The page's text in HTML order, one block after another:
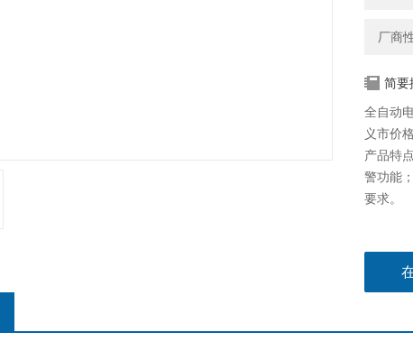
厂商
简要
全自动
义市价格
产品特
警功能
要求。